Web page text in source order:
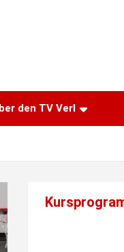
den TV Verl